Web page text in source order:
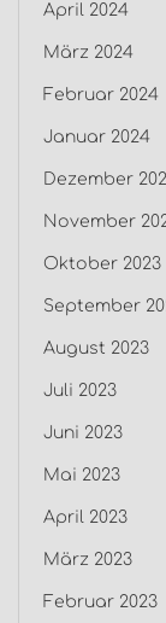
April 2024
März 2024
Februar 2024
Januar 2024
Dezember
November
Oktober 2023
September
August 2023
Juli 2023
Juni 2023
Mai 2023
April 2023
März 2023
Februar 2023